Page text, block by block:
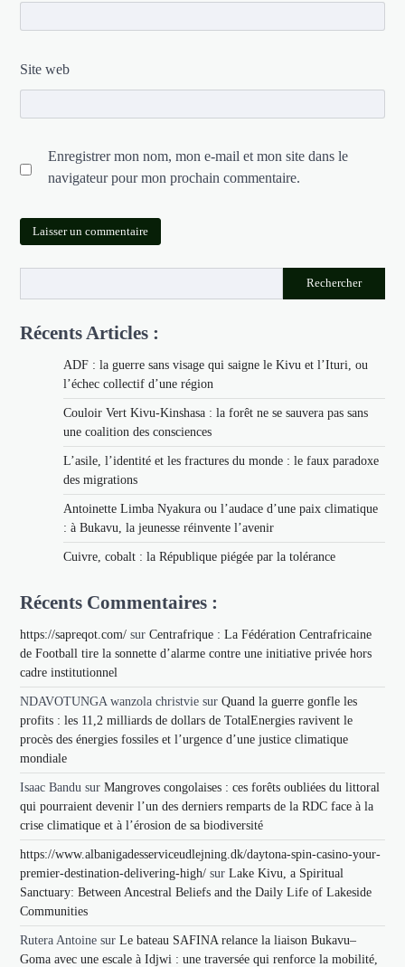
Site web
Enregistrer mon nom, mon e-mail et mon site dans le
navigateur pour mon prochain commentaire.
Rechercher
Récents Articles :
ADF : la guerre sans visage qui saigne le Kivu et l’Ituri, ou
l’échec collectif d’une région
Couloir Vert Kivu-Kinshasa : la forêt ne se sauvera pas sans
une coalition des consciences
L’asile, l’identité et les fractures du monde : le faux paradoxe
des migrations
Antoinette Limba Nyakura ou l’audace d’une paix climatique
: à Bukavu, la jeunesse réinvente l’avenir
Cuivre, cobalt : la République piégée par la tolérance
Récents Commentaires :
https://sapreqot.com/ surCentrafrique : La Fédération Centrafricaine
de Football tire la sonnette d’alarme contre une initiative privée hors
cadre institutionnel
NDAVOTUNGA wanzola christvie surQuand la guerre gonfle les
profits : les 11,2 milliards de dollars de TotalEnergies ravivent le
procès des énergies fossiles et l’urgence d’une justice climatique
mondiale
Isaac Bandu surMangroves congolaises : ces forêts oubliées du littoral
qui pourraient devenir l’un des derniers remparts de la RDC face à la
crise climatique et à l’érosion de sa biodiversité
https://www.albanigadesserviceudlejning.dk/daytona-spin-casino-your-
premier-destination-delivering-high/ surLake Kivu, a Spiritual
Sanctuary: Between Ancestral Beliefs and the Daily Life of Lakeside
Communities
Rutera Antoine surLe bateau SAFINA relance la liaison Bukavu–
Goma avec une escale à Idjwi : une traversée qui renforce la mobilité,